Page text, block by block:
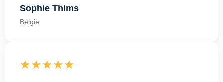
Sophie Thims
België
★★★★★